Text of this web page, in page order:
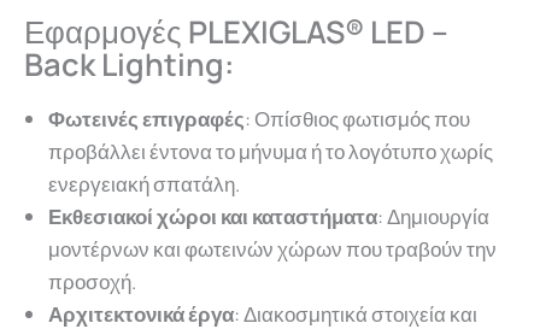
Εφαρμογές PLEXIGLAS® LED –
Back Lighting:
Φωτεινές επιγραφές: Οπίσθιος φωτισμός που
προβάλλει έντονα το μήνυμα ή το λογότυπο χωρίς
ενεργειακή σπατάλη.
Εκθεσιακοί χώροι και καταστήματα: Δημιουργία
μοντέρνων και φωτεινών χώρων που τραβούν την
προσοχή.
Αρχιτεκτονικά έργα: Διακοσμητικά στοιχεία και